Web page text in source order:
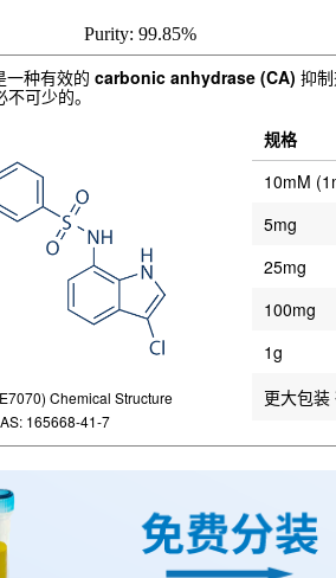
Purity: 99.85%
一种有效的 carbonic anhydrase (CA) 抑
可少的。
Chemical Structure
165668-41-7
规格
10mM
5mg
25mg
100mg
1g
更大包装